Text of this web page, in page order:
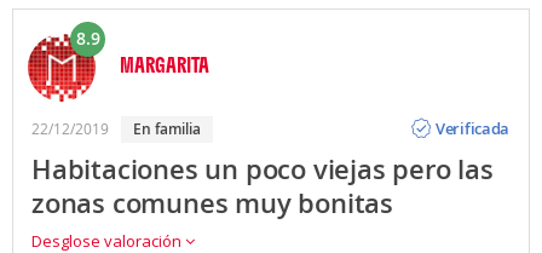
8.9
MARGARITA
22/12/2019 en familia
Verificada
Habitaciones un poco viejas pero las
zonas comunes muy bonitas
Desglose valoración